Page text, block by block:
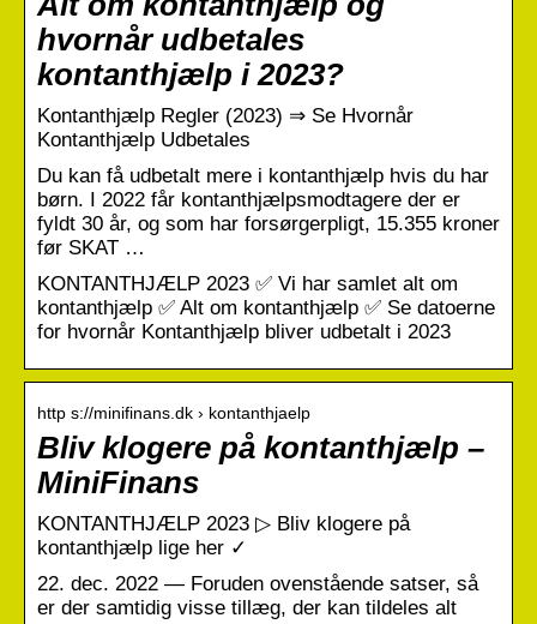
hvornår udbetales
kontanthjælp i 2023?
Kontanthjælp Regler (2023) ⇒ Se Hvornår
Kontanthjælp Udbetales
Du kan få udbetalt mere i kontanthjælp hvis du har
børn. I 2022 får kontanthjælpsmodtagere der er
fyldt 30 år, og som har forsørgerpligt, 15.355 kroner
før SKAT …
KONTANTHJÆLP 2023 ✅ Vi har samlet alt om
kontanthjælp ✅ Alt om kontanthjælp ✅ Se datoerne
for hvornår Kontanthjælp bliver udbetalt i 2023
http s://minifinans.dk › kontanthjaelp
Bliv klogere på kontanthjælp –
MiniFinans
KONTANTHJÆLP 2023 ▷ Bliv klogere på
kontanthjælp lige her ✓
22. dec. 2022 — Foruden ovenstående satser, så
er der samtidig visse tillæg, der kan tildeles alt